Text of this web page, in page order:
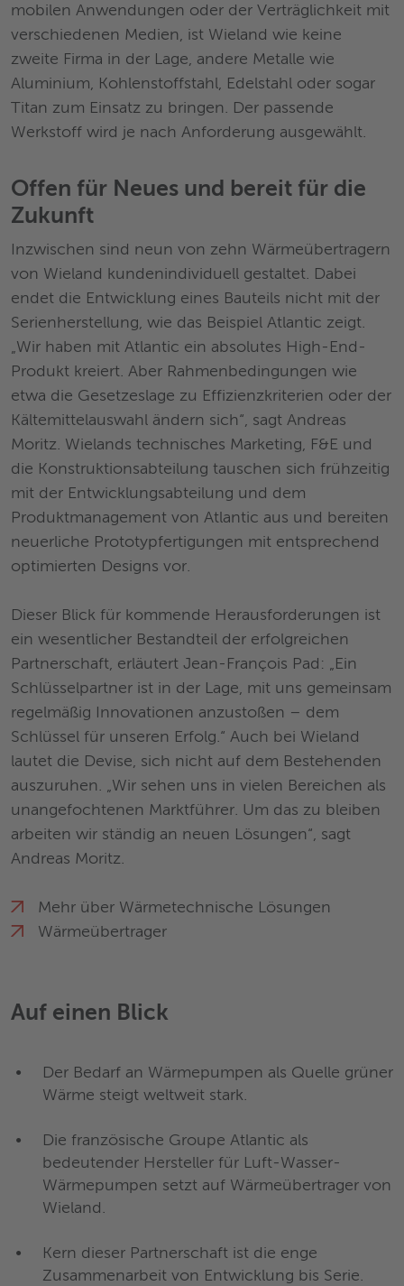
mobilen Anwendungen oder der Verträglichkeit mit
verschiedenen Medien, ist Wieland wie keine
zweite Firma in der Lage, andere Metalle wie
Aluminium, Kohlenstoffstahl, Edelstahl oder sogar
Titan zum Einsatz zu bringen. Der passende
Werkstoff wird je nach Anforderung ausgewählt.
Offen für Neues und bereit für die
Zukunft
Inzwischen sind neun von zehn Wärmeübertragern
von Wieland kundenindividuell gestaltet. Dabei
endet die Entwicklung eines Bauteils nicht mit der
Serienherstellung, wie das Beispiel Atlantic zeigt.
„Wir haben mit Atlantic ein absolutes High-End-
Produkt kreiert. Aber Rahmenbedingungen wie
etwa die Gesetzeslage zu Effizienzkriterien oder der
Kältemittelauswahl ändern sich“, sagt Andreas
Moritz. Wielands technisches Marketing, F&E und
die Konstruktionsabteilung tauschen sich frühzeitig
mit der Entwicklungsabteilung und dem
Produktmanagement von Atlantic aus und bereiten
neuerliche Prototypfertigungen mit entsprechend
optimierten Designs vor.
Dieser Blick für kommende Herausforderungen ist
ein wesentlicher Bestandteil der erfolgreichen
Partnerschaft, erläutert Jean-François Pad: „Ein
Schlüsselpartner ist in der Lage, mit uns gemeinsam
regelmäßig Innovationen anzustoßen – dem
Schlüssel für unseren Erfolg.“ Auch bei Wieland
lautet die Devise, sich nicht auf dem Bestehenden
auszuruhen. „Wir sehen uns in vielen Bereichen als
unangefochtenen Marktführer. Um das zu bleiben
arbeiten wir ständig an neuen Lösungen“, sagt
Andreas Moritz.
Mehr über Wärmetechnische Lösungen
Wärmeübertrager
Auf einen Blick
Der Bedarf an Wärmepumpen als Quelle grüner
Wärme steigt weltweit stark.
Die französische Groupe Atlantic als
bedeutender Hersteller für Luft-Wasser-
Wärmepumpen setzt auf Wärmeübertrager von
Wieland.
Kern dieser Partnerschaft ist die enge
Zusammenarbeit von Entwicklung bis Serie.